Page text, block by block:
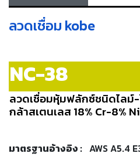
เครื่อง
อุปกรณ์
เคมีภัณฑ์
สำหรับ
งาน
เชื่อม
มือ
ลวดเชื่อม kobe
NC-38
ลวดเชื่อมหุ้มฟลักซ์ชนิดไลม์-
กล้าสเตนเลส 18% Cr-8% Ni
มาตรฐานอ้างอิง : AWS A5.4